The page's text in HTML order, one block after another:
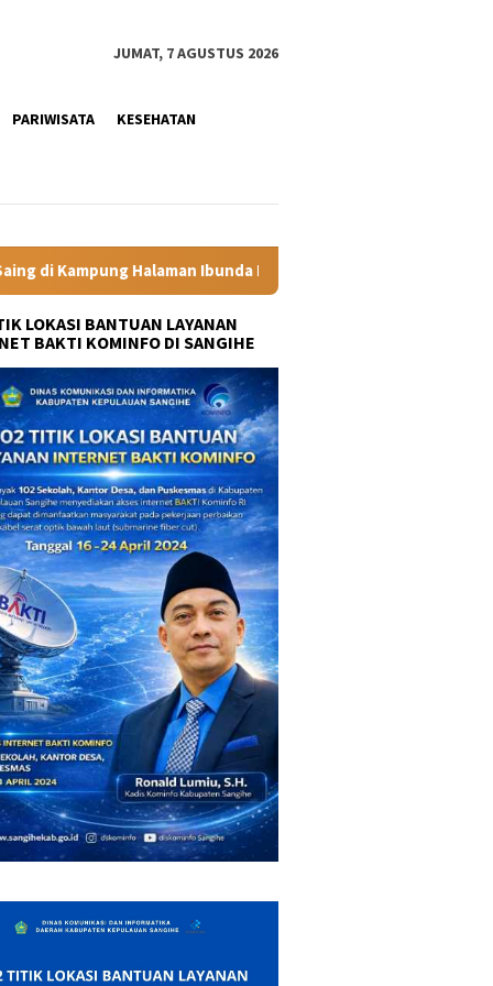
JUMAT, 7 AGUSTUS 2026
PARIWISATA KESEHATAN
Presiden Labkesmas Minahasa Segera Beroperasi,
LOKASI BANTUAN LAYANAN
BAKTI KOMINFO DI SANGIHE